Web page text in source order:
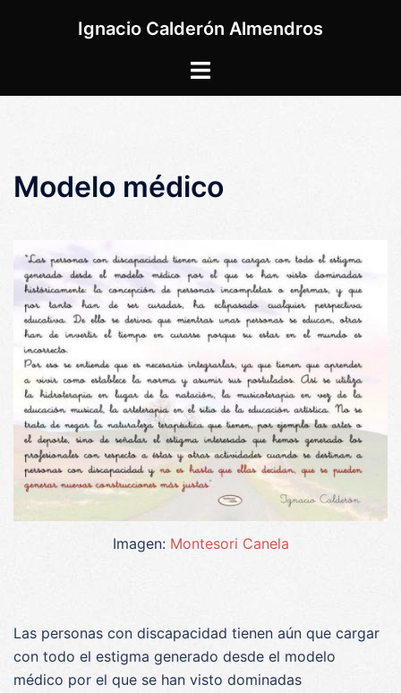
Ignacio Calderón Almendros
Alternar
Modelo médico
Imagen: Montesori Canela
Las personas con discapacidad tienen aún que cargar
con todo el estigma generado desde el modelo
médico por el que se han visto dominadas